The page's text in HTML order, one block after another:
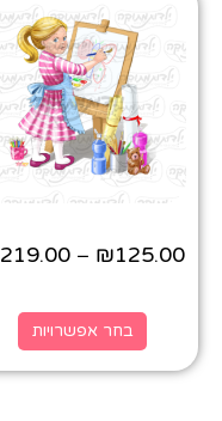
₪125.00
–
219.00
בחר אפשרויות